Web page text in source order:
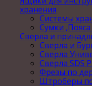
хранения
Системы
Сумки
Сверла и
Сверла и
Сверла
Сверла SDS
Фрезы по
Штроберы по